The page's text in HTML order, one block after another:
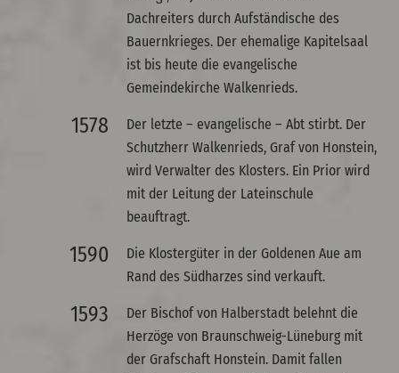
Dachreiters durch Aufständische des
Bauernkrieges. Der ehemalige Kapitelsaal
ist bis heute die evangelische
Gemeindekirche Walkenrieds.
1578
Der letzte – evangelische – Abt stirbt. Der
Schutzherr Walkenrieds, Graf von Honstein,
wird Verwalter des Klosters. Ein Prior wird
mit der Leitung der Lateinschule
beauftragt.
1590
Die Klostergüter in der Goldenen Aue am
Rand des Südharzes sind verkauft.
1593
Der Bischof von Halberstadt belehnt die
Herzöge von Braunschweig-Lüneburg mit
der Grafschaft Honstein. Damit fallen